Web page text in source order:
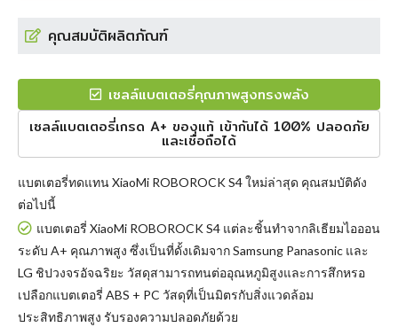
คุณสมบัติผลิตภัณฑ์
เซลล์แบตเตอรี่คุณภาพสูงทรงพลัง
เซลล์แบตเตอรี่เกรด A+ ของแท้ เข้ากันได้ 100% ปลอดภัย
และเชื่อถือได้
แบตเตอรี่ทดแทน XiaoMi ROBOROCK S4ใหม่ล่าสุด คุณสมบัติดัง
ต่อไปนี้
แบตเตอรี่ XiaoMi ROBOROCK S4 แต่ละชิ้นทำจากลิเธียมไอออน
ระดับ A+ คุณภาพสูง ซึ่งเป็นที่ดั้งเดิมจาก Samsung Panasonic และ
LG ชิปวงจรอัจฉริยะ วัสดุสามารถทนต่ออุณหภูมิสูงและการสึกหรอ
เปลือกแบตเตอรี่ ABS + PC วัสดุที่เป็นมิตรกับสิ่งแวดล้อม
ประสิทธิภาพสูง รับรองความปลอดภัยด้วย